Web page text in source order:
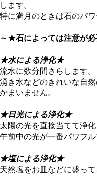
します。
特に満月のときは石のパワ
～★石によっては注意が
★水による浄化★
流水に数分間さらします。
湧き水などのきれいな自
かまいません。
★日光による浄化★
太陽の光を直接当てて浄化
午前中の光が一番パワフル
★塩による浄化★
天然塩をお皿などに盛っ